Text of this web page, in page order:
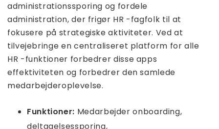
administrationssporing og fordele
administration, der frigør HR -fagfolk til at
fokusere på strategiske aktiviteter. Ved at
tilvejebringe en centraliseret platform for alle
HR -funktioner forbedrer disse apps
effektiviteten og forbedrer den samlede
medarbejderoplevelse.
Funktioner: Medarbejder onboarding,
deltagelsessporing,